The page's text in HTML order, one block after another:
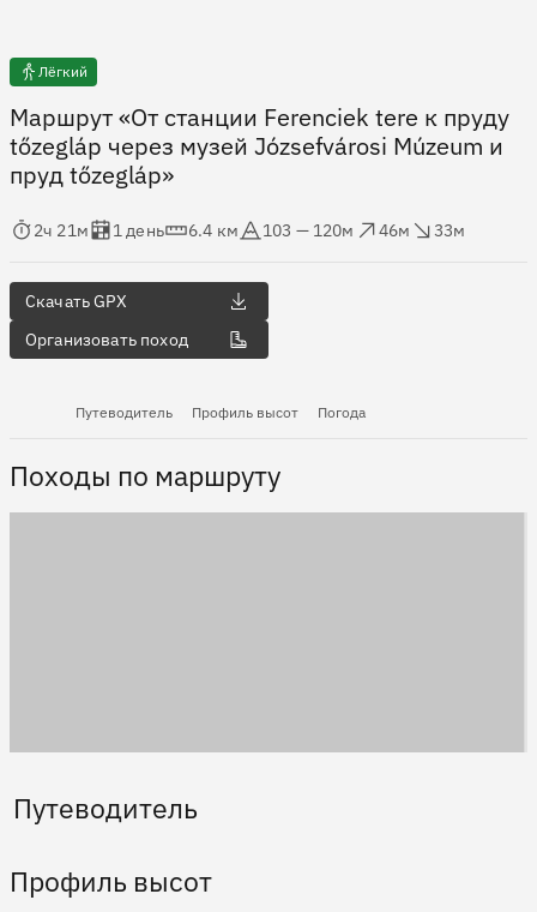
Лёгкий
Маршрут «От станции Ferenciek tere к пруду
tőzegláp через музей Józsefvárosi Múzeum и
пруд tőzegláp»
в пути
2ч 21м
Оценка в днях
1 день
Дистанция
6.4 км
Абсолютная высота
103 — 120м
46м
33м
Скачать GPX
Организовать поход
Путеводитель Профиль высот Погода
Походы по маршруту
Путеводитель
Профиль высот